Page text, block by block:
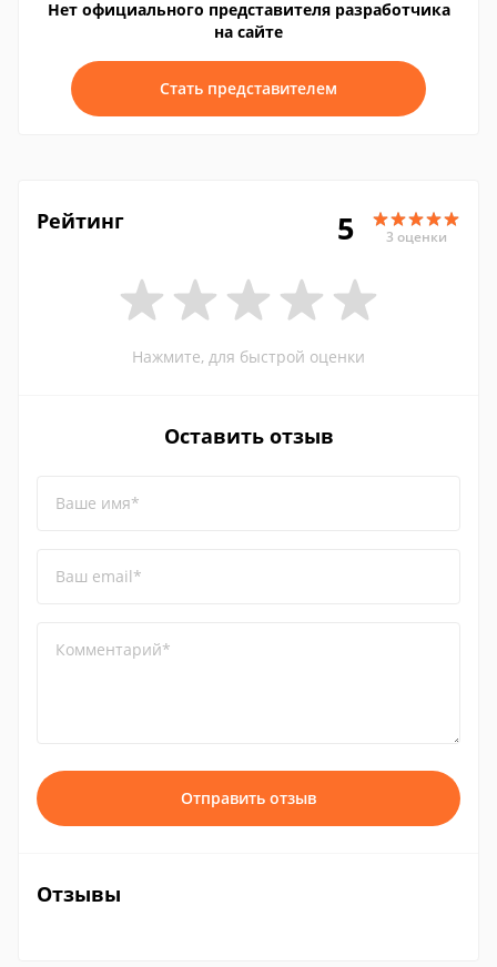
Нет официального представителя разработчика
на сайте
Стать представителем
Рейтинг 5 3 оценки
Нажмите, для быстрой оценки
Оставить отзыв
Ваше имя*
Ваш email*
Комментарий*
Отправить отзыв
Отзывы